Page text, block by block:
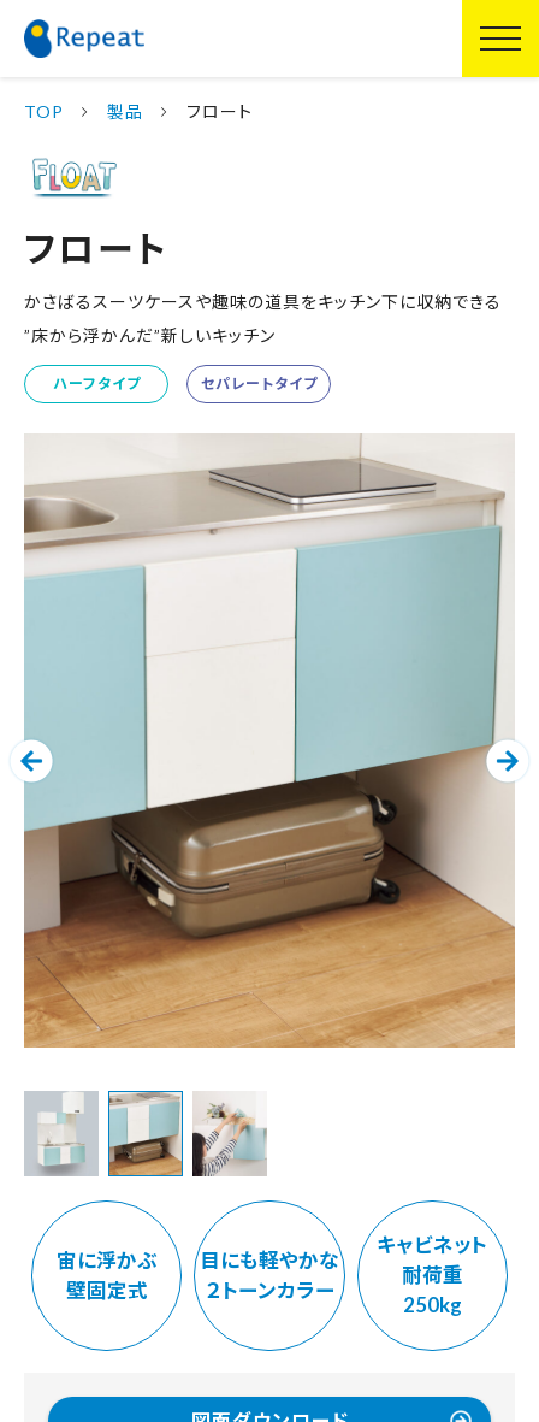
TOP 製品 フロート
フロート
かさばるスーツケースや趣味の道具をキッチン下に収納できる
”床から浮かんだ”新しいキッチン
ハーフタイプ セパレートタイプ
宙に浮かぶ
壁固定式
目にも軽やかな
２トーンカラー
キャビネット
耐荷重
250kg